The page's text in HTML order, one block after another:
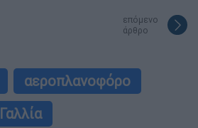
επόμενο
άρθρο
αεροπλανοφόρο
Γαλλία